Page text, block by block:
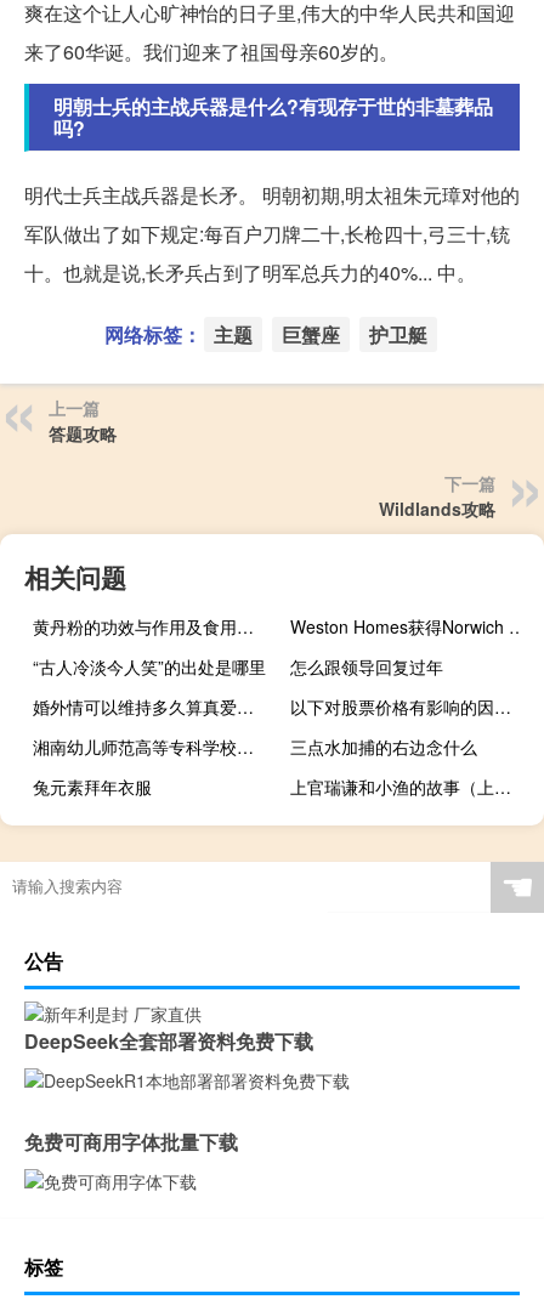
爽在这个让人心旷神怡的日子里,伟大的中华人民共和国迎
来了60华诞。我们迎来了祖国母亲60岁的。
明朝士兵的主战兵器是什么?有现存于世的非墓葬品
吗?
明代士兵主战兵器是长矛。 明朝初期,明太祖朱元璋对他的
军队做出了如下规定:每百户刀牌二十,长枪四十,弓三十,铳
十。也就是说,长矛兵占到了明军总兵力的40%... 中。
网络标签： 主题 巨蟹座 护卫艇
上一篇
答题攻略
下一篇
Wildlands攻略
相关问题
黄丹粉的功效与作用及食用方法（黄丹粉的功效与作用）
Weston Homes获得Norwich resi计划
“古人冷淡今人笑”的出处是哪里
怎么跟领导回复过年
婚外情可以维持多久算真爱（婚外情可以维持多久）
以下对股票价格有影响的因素是（大股东减持对股票价格有什么影响）
湘南幼儿师范高等专科学校是民办还是公办
三点水加捕的右边念什么
兔元素拜年衣服
上官瑞谦和小渔的故事（上官瑞谦和小渔）
☚
公告
DeepSeek全套部署资料免费下载
免费可商用字体批量下载
标签